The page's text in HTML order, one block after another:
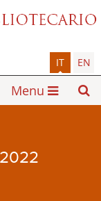
IT EN
Menu